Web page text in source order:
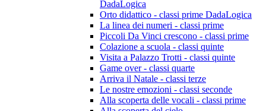
DadaLogica
Orto didattico - classi prime DadaLogica
La linea dei numeri - classi prime
Piccoli Da Vinci crescono - classi prime
Colazione a scuola - classi quinte
Visita a Palazzo Trotti - classi quinte
Game over - classi quarte
Arriva il Natale - classi terze
Le nostre emozioni - classi seconde
Alla scoperta delle vocali - classi prime